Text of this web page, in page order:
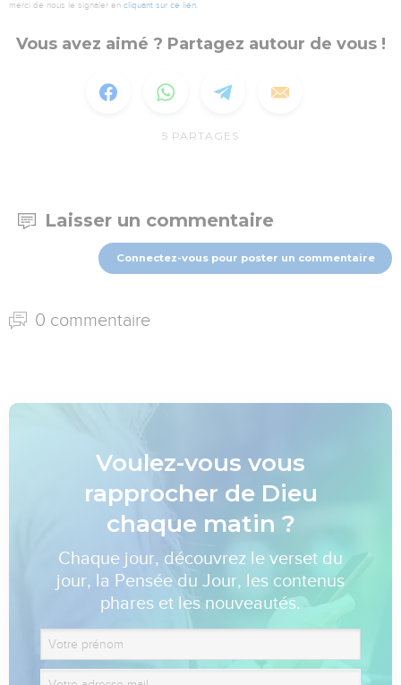
merci de nous le signaler en cliquant sur ce lien.
Vous avez aimé ? Partagez autour de vous !
5 PARTAGES
Laisser un commentaire
Connectez-vous pour poster un commentaire
0 commentaire
Voulez-vous vous
rapprocher de Dieu
chaque matin ?
Chaque jour, découvrez le verset du
jour, la Pensée du Jour, les contenus
phares et les nouveautés.